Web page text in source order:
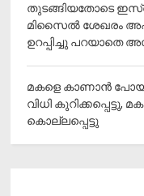
തുടങ്ങിയതോടെ
മിസൈല്‍ ശേഖരം
ഉറപ്പിച്ചു പറയാതെ
മകളെ കാണാന്‍ പോയ
വിധി
കൊല്ലപ്പെട്ടു